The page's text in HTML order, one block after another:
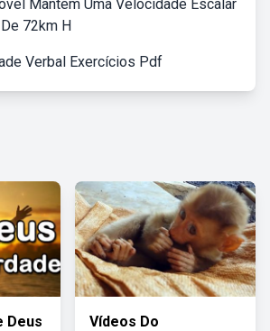
Mantem Uma Velocidade Escalar
72km H
Verbal Exercícios Pdf
Deus Vídeos Do